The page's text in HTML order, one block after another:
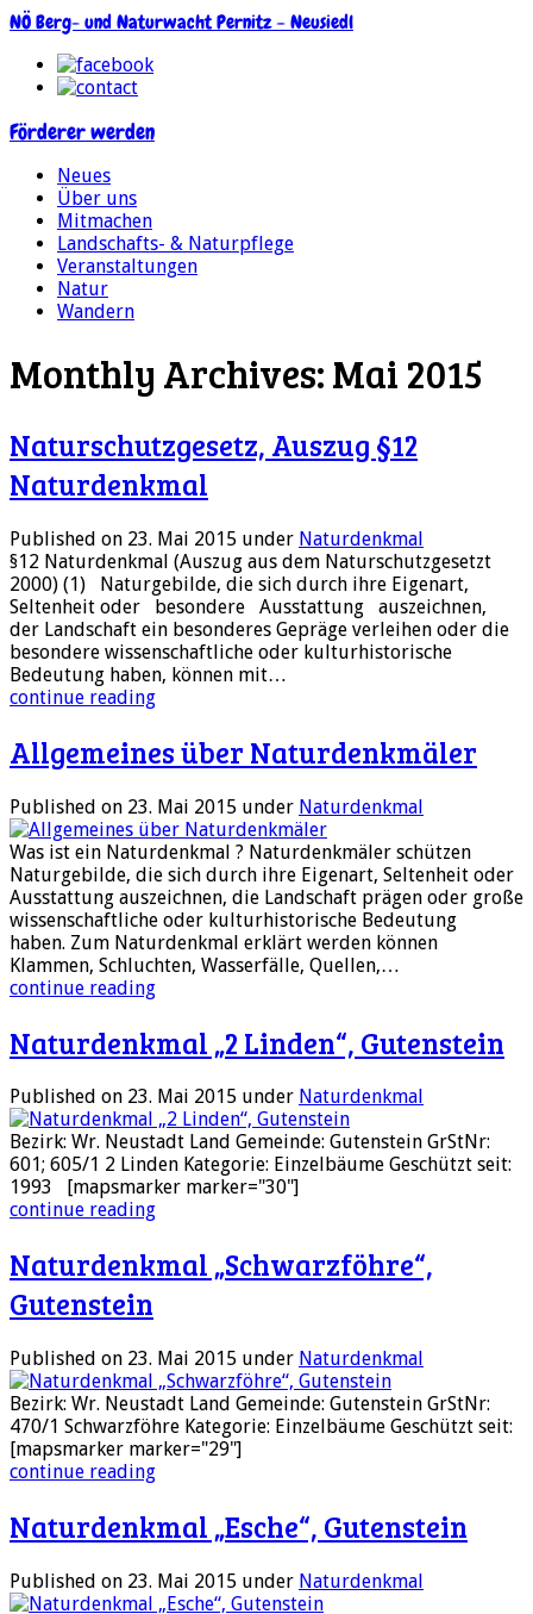
NÖ Berg- und Naturwacht Pernitz – Neusiedl
Förderer werden
Neues
Über uns
Mitmachen
Landschafts- & Naturpflege
Veranstaltungen
Natur
Wandern
Monthly Archives: Mai 2015
Naturschutzgesetz, Auszug §12
Naturdenkmal
Published on 23. Mai 2015 under Naturdenkmal
§12 Naturdenkmal (Auszug aus dem Naturschutzgesetzt
2000) (1) Naturgebilde, die sich durch ihre Eigenart,
Seltenheit oder besondere Ausstattung auszeichnen,
der Landschaft ein besonderes Gepräge verleihen oder die
besondere wissenschaftliche oder kulturhistorische
Bedeutung haben, können mit…
continue reading
Allgemeines über Naturdenkmäler
Published on 23. Mai 2015 under Naturdenkmal
Was ist ein Naturdenkmal ? Naturdenkmäler schützen
Naturgebilde, die sich durch ihre Eigenart, Seltenheit oder
Ausstattung auszeichnen, die Landschaft prägen oder große
wissenschaftliche oder kulturhistorische Bedeutung
haben. Zum Naturdenkmal erklärt werden können
Klammen, Schluchten, Wasserfälle, Quellen,…
continue reading
Naturdenkmal „2 Linden“, Gutenstein
Published on 23. Mai 2015 under Naturdenkmal
Bezirk: Wr. Neustadt Land Gemeinde: Gutenstein GrStNr:
601; 605/1 2 Linden Kategorie: Einzelbäume Geschützt seit:
1993 [mapsmarker marker="30"]
continue reading
Naturdenkmal „Schwarzföhre“,
Gutenstein
Published on 23. Mai 2015 under Naturdenkmal
Bezirk: Wr. Neustadt Land Gemeinde: Gutenstein GrStNr:
470/1 Schwarzföhre Kategorie: Einzelbäume Geschützt seit:
[mapsmarker marker="29"]
continue reading
Naturdenkmal „Esche“, Gutenstein
Published on 23. Mai 2015 under Naturdenkmal